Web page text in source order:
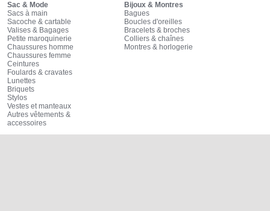
Sac & Mode
Sacs à main
Sacoche & cartable
Valises & Bagages
Petite maroquinerie
Chaussures homme
Chaussures femme
Ceintures
Foulards & cravates
Lunettes
Briquets
Stylos
Vestes et manteaux
Autres vêtements &
accessoires
Bijoux & Montres
Bagues
Boucles d'oreilles
Bracelets & broches
Colliers & chaînes
Montres & horlogerie